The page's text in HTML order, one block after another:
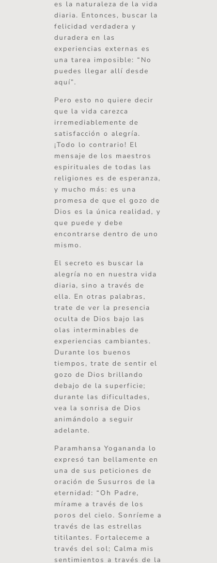
es la naturaleza de la vida
diaria. Entonces, buscar la
felicidad verdadera y
duradera en las
experiencias externas es
una tarea imposible: “No
puedes llegar allí desde
aquí”.
Pero esto no quiere decir
que la vida carezca
irremediablemente de
satisfacción o alegría.
¡Todo lo contrario! El
mensaje de los maestros
espirituales de todas las
religiones es de esperanza,
y mucho más: es una
promesa de que el gozo de
Dios es la única realidad, y
que puede y debe
encontrarse dentro de uno
mismo.
El secreto es buscar la
alegría no en nuestra vida
diaria, sino a través de
ella. En otras palabras,
trate de ver la presencia
oculta de Dios bajo las
olas interminables de
experiencias cambiantes.
Durante los buenos
tiempos, trate de sentir el
gozo de Dios brillando
debajo de la superficie;
durante las dificultades,
vea la sonrisa de Dios
animándolo a seguir
adelante.
Paramhansa Yogananda lo
expresó tan bellamente en
una de sus peticiones de
oración de Susurros de la
eternidad: “Oh Padre,
mírame a través de los
poros del cielo. Sonríeme a
través de las estrellas
titilantes. Fortaleceme a
través del sol; Calma mis
sentimientos a través de la